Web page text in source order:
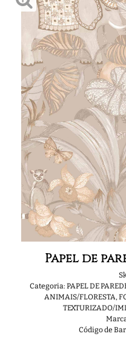
Papel de
Categoria: PAPEL DE
ANIMAIS/FLORESTA,
TEXTURIZADO/
Código de